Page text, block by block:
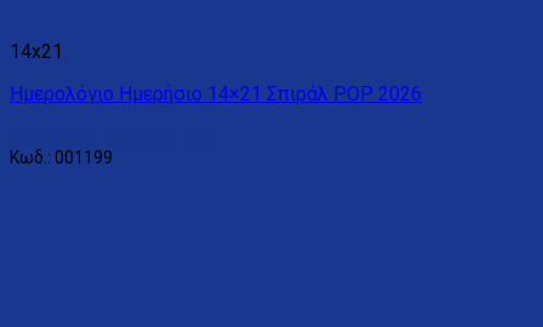
14x21
Ημερολόγιο Ημερήσιο 14×21 Σπιράλ POP 2026
Κωδ.: 001199